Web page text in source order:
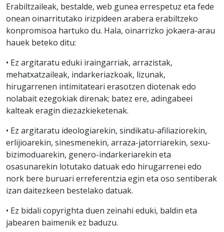
Erabiltzaileak, bestalde, web gunea errespetuz eta fede
onean oinarritutako irizpideen arabera erabiltzeko
konpromisoa hartuko du. Hala, oinarrizko jokaera-arau
hauek beteko ditu:
• Ez argitaratu eduki iraingarriak, arrazistak,
mehatxatzaileak, indarkeriazkoak, lizunak,
hirugarrenen intimitateari erasotzen diotenak edo
nolabait ezegokiak direnak; batez ere, adingabeei
kalteak eragin diezazkieketenak.
• Ez argitaratu ideologiarekin, sindikatu-afiliaziorekin,
erlijioarekin, sinesmenekin, arraza-jatorriarekin, sexu-
bizimoduarekin, genero-indarkeriarekin eta
osasunarekin lotutako datuak edo hirugarrenei edo
nork bere buruari erreferentzia egin eta oso sentiberak
izan daitezkeen bestelako datuak.
• Ez bidali copyrighta duen zeinahi eduki, baldin eta
jabearen baimenik ez baduzu.